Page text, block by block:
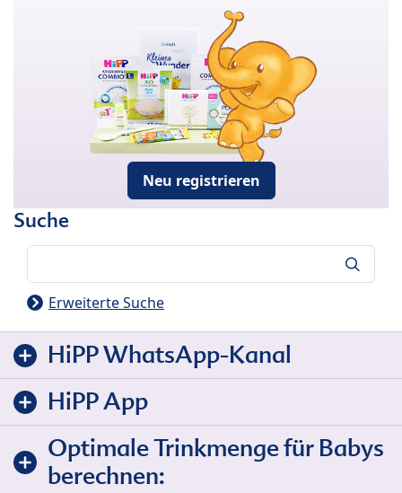
Neu registrieren
Suche
Erweiterte Suche
HiPP WhatsApp-Kanal
HiPP App
Optimale Trinkmenge für Babys
berechnen: